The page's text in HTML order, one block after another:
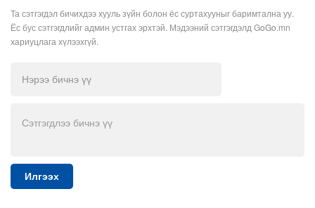
Та сэтгэгдэл бичихдээ хууль зүйн болон ёс суртахууныг баримтална уу.
Ёс бус сэтгэгдлийг админ устгах эрхтэй. Мэдээний сэтгэгдэлд GoGo.mn
хариуцлага хүлээхгүй.
Илгээх